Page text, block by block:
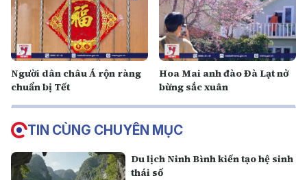
Người dân châu Á rộn ràng
chuẩn bị Tết
Hoa Mai anh đào Đà Lạt nở
bừng sắc xuân
TIN CÙNG CHUYÊN MỤC
Du lịch Ninh Bình kiến tạo hệ sinh
thái số